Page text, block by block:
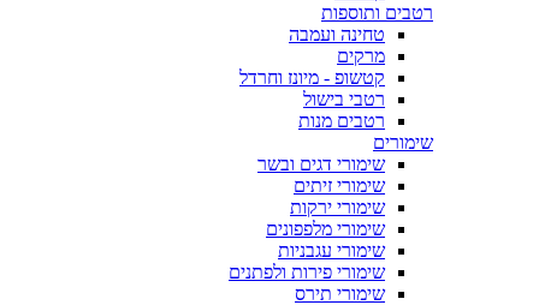
רטבים ותוספות
טחינה ועמבה
מרקים
קטשופ - מיונז וחרדל
רטבי בישול
רטבים מנות
שימורים
שימורי דגים ובשר
שימורי זיתים
שימורי ירקות
שימורי מלפפונים
שימורי עגבניות
שימורי פירות ולפתנים
שימורי תירס